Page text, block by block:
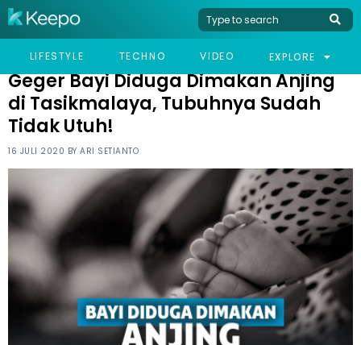
LIFESTYLE TECHNO VIDEO EXPLORE
HOME VIRAL
GEGER BAYI DIDUGA DIMAKAN ANJING DI TASIKMALAYA,
Geger Bayi Diduga Dimakan Anjing
di Tasikmalaya, Tubuhnya Sudah
Tidak Utuh!
16 JULI 2020 BY ARI SETIANTO